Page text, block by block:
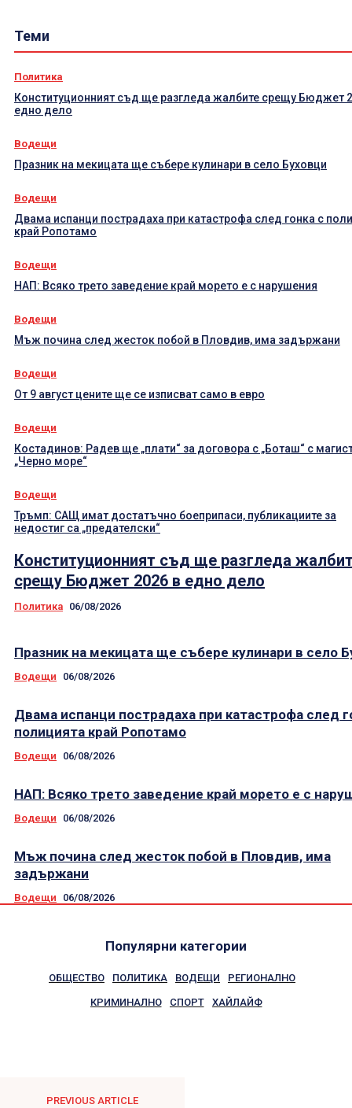
Теми
Политика
Конституционният съд ще разгледа жалбите срещу Бюджет
едно дело
Водещи
Празник на мекицата ще събере кулинари в село Буховци
Водещи
Двама испанци пострадаха при катастрофа след гонка с
край Ропотамо
Водещи
НАП: Всяко трето заведение край морето е с нарушения
Водещи
Мъж почина след жесток побой в Пловдив, има задържани
Водещи
От 9 август цените ще се изписват само в евро
Водещи
Костадинов: Радев ще „плати“ за договора с „Боташ“ с
„Черно море“
Водещи
Тръмп: САЩ имат достатъчно боеприпаси, публикациите за
недостиг са „предателски“
Конституционният съд ще разгледа
срещу Бюджет 2026 в едно дело
Политика 06/08/2026
Празник на мекицата ще събере кулинари в село
Водещи 06/08/2026
Двама испанци пострадаха при катастрофа след
полицията край Ропотамо
Водещи 06/08/2026
НАП: Всяко трето заведение край морето е с
Водещи 06/08/2026
Мъж почина след жесток побой в Пловдив, има
задържани
Водещи 06/08/2026
Популярни категории
ОБЩЕСТВО ПОЛИТИКА ВОДЕЩИ РЕГИОНАЛНО
КРИМИНАЛНО СПОРТ ХАЙЛАЙФ
PREVIOUS ARTICLE